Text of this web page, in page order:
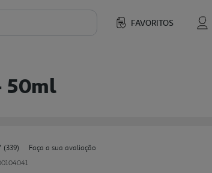
FAVORITOS
50ml
Leu
339
(339)
Faça a sua avaliação